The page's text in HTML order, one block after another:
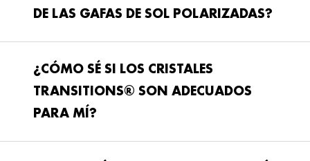
DE LAS GAFAS DE SOL POLARIZADAS?
¿CÓMO SÉ SI LOS CRISTALES
TRANSITIONS® SON ADECUADOS
PARA MÍ?